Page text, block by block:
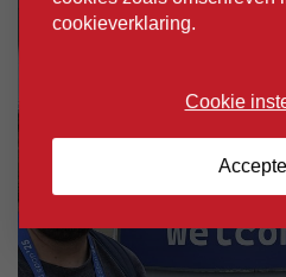
cookieverklaring.
Cookie